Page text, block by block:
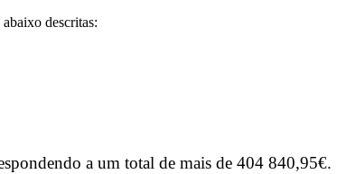
descritas:
a um total de mais de 404 840,95€.